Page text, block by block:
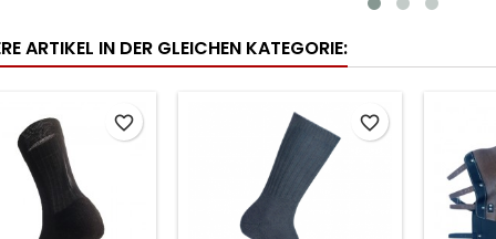
ARTIKEL IN DER GLEICHEN KATEGORIE:
favorite_border favorite_border